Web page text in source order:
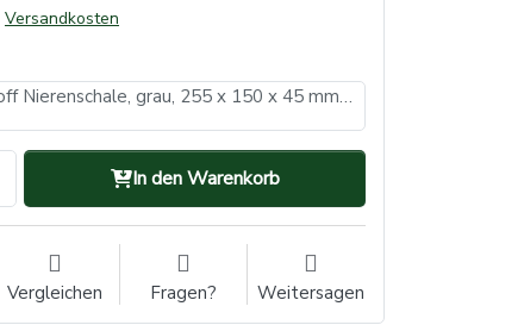
Versandkosten
Einmal Faserstoff Nierenschale, grau, 255 x 150 x 45 mm, 700 ml (VE: 1, Inhalt: 300 Stück)
In den Warenkorb
Vergleichen Fragen? Weitersagen